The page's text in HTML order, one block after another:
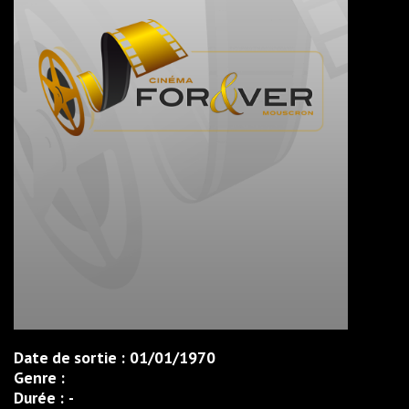
Date de sortie : 01/01/1970
Genre :
Durée : -